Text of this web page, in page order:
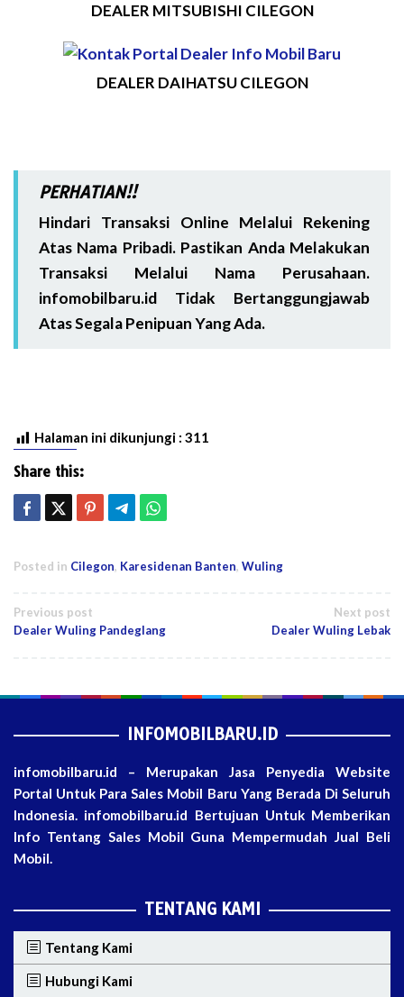
DEALER MITSUBISHI CILEGON
DEALER DAIHATSU CILEGON
PERHATIAN!!
Hindari Transaksi Online Melalui Rekening
Atas Nama Pribadi. Pastikan Anda Melakukan
Transaksi Melalui Nama Perusahaan.
infomobilbaru.id Tidak Bertanggungjawab
Atas Segala Penipuan Yang Ada.
Halaman ini dikunjungi : 311
Share this:
Posted in Cilegon, Karesidenan Banten, Wuling
Post
Previous post
Dealer Wuling Pandeglang
Next post
Dealer Wuling Lebak
INFOMOBILBARU.ID
infomobilbaru.id – Merupakan Jasa Penyedia Website
Portal Untuk Para Sales Mobil Baru Yang Berada Di Seluruh
Indonesia. infomobilbaru.id Bertujuan Untuk Memberikan
Info Tentang Sales Mobil Guna Mempermudah Jual Beli
Mobil.
TENTANG KAMI
Tentang Kami
Hubungi Kami